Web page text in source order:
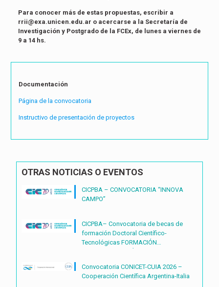
Para conocer más de estas propuestas, escribir a
rrii@exa.unicen.edu.ar o acercarse a la Secretaría de
Investigación y Postgrado de la FCEx, de lunes a viernes de
9 a 14 hs.
Documentación
Página de la convocatoria
Instructivo de presentación de proyectos
OTRAS NOTICIAS O EVENTOS
CICPBA – CONVOCATORIA “INNOVA
CAMPO”
CICPBA– Convocatoria de becas de
formación Doctoral Científico-
Tecnológicas FORMACIÓN
Convocatoria CONICET-CUIA 2026 –
Cooperación Científica Argentina-Italia